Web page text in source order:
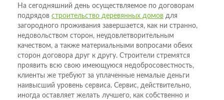
На сегодняшний день осуществляемое по договорам
подрядов строительство деревянных домов для
загородного проживания завершается, как ни странно,
недовольством сторон, неудовлетворительным
качеством, а также материальными вопросами обеих
сторон договора друг к другу. Строители стремятся
проявить всю свою имеющуюся недобросовестность,
клиенты же требуют за уплаченные немалые деньги
наивысший уровень сервиса. Сервис, действительно,
иногда оставляет желать лучшего, как собственно и